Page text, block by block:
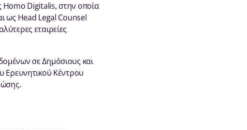
Homo Digitalis, στην οποία
ως Head Legal Counsel
εταιρείες
σε Δημόσιους και
Ερευνητικού Κέντρου